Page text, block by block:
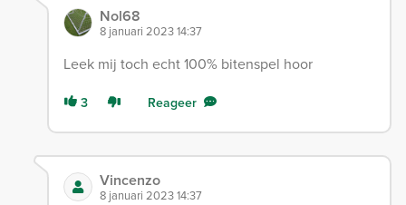
Nol68
8 januari 2023 14:37
Leek mij toch echt 100% bitenspel hoor
3 Reageer
Vincenzo
8 januari 2023 14:37